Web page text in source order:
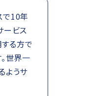
で10年
ービス
る方で
世界一
ようサ